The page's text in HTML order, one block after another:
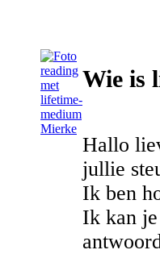
Wie is
Hallo
jullie
Ik ben
Ik kan